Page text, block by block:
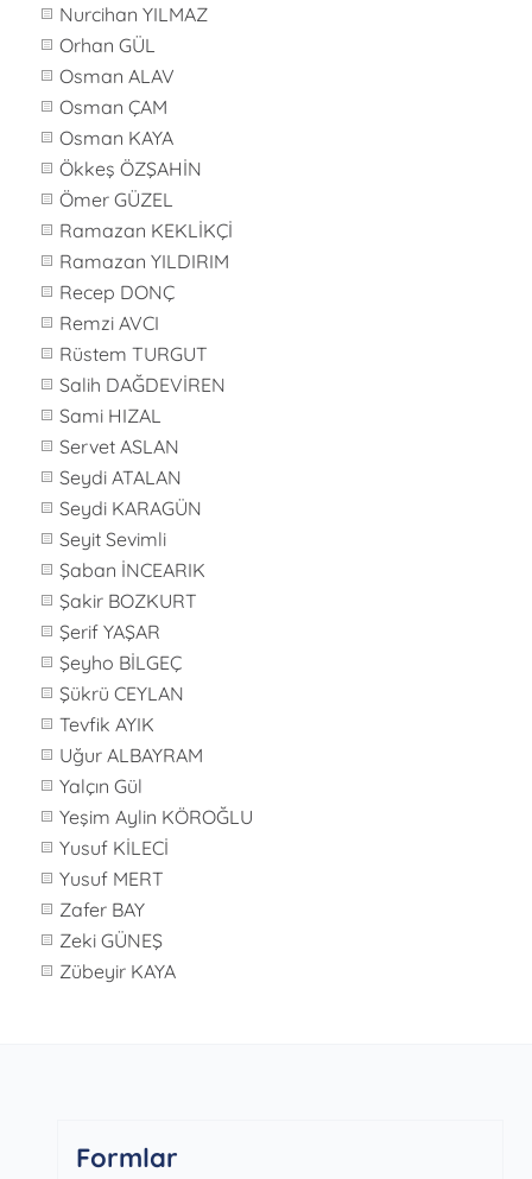
Nurcihan YILMAZ
Orhan GÜL
Osman ALAV
Osman ÇAM
Osman KAYA
Ökkeş ÖZŞAHİN
Ömer GÜZEL
Ramazan KEKLİKÇİ
Ramazan YILDIRIM
Recep DONÇ
Remzi AVCI
Rüstem TURGUT
Salih DAĞDEVİREN
Sami HIZAL
Servet ASLAN
Seydi ATALAN
Seydi KARAGÜN
Seyit Sevimli
Şaban İNCEARIK
Şakir BOZKURT
Şerif YAŞAR
Şeyho BİLGEÇ
Şükrü CEYLAN
Tevfik AYIK
Uğur ALBAYRAM
Yalçın Gül
Yeşim Aylin KÖROĞLU
Yusuf KİLECİ
Yusuf MERT
Zafer BAY
Zeki GÜNEŞ
Zübeyir KAYA
Formlar